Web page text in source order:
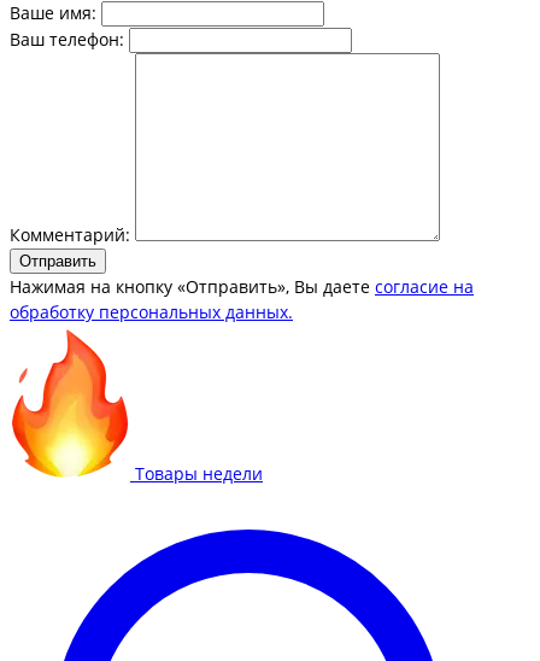
Ваше имя:
Ваш телефон:
Комментарий:
Отправить
Нажимая на кнопку «Отправить», Вы даете согласие на
обработку персональных данных.
Товары недели